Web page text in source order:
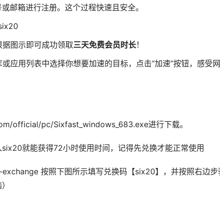
邮箱进行注册。这个过程快速且安全。
图示即可成功领取三天免费会员时长！
应用列表中选择你想要加速的目标，点击“加速”按钮，感受网
official/pc/Sixfast_windows_683.exe进行下载。
就能获得72小时使用时间，记得先兑换才能正常使用
按照下图所示填写兑换码【six20】，并按照右边步